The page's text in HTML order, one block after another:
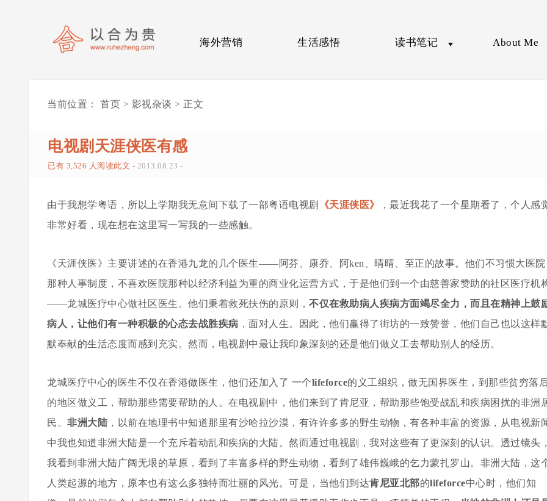
海外营销 生活感悟 读书笔记 About Me
当前位置： 首页 > 影视杂谈 > 正文
电视剧天涯侠医有感
已有 3,526 人阅读此文 - 2013.08.23 -
由于我想学粤语，所以上学期我无意间下载了一部粤语电视剧 《天涯侠医》
，最近我花了一个星期看了，个人感
非常好看，现在想在这里写一写我的一些感触。
《天涯侠医》主要讲述的在香港九龙的几个医生——阿芬、康乔、阿ken、晴晴、至正的故事。他们不习惯大医院
那种人事制度，不喜欢医院那种以经济利益为重的商业化运营方式，于是他们到一个由慈善家赞助的社区医疗机
——龙城医疗中心做社区医生。他们秉着救死扶伤的原则， 不仅在救助病人疾病方面竭尽全力，而且在精神上鼓
病人，让他们有一种积极的心态去战胜疾病 ，面对人生。因此，他们赢得了街坊的一致赞誉，他们自己也以这样
默奉献的生活态度而感到充实。然而，电视剧中最让我印象深刻的还是他们做义工去帮助别人的经历。
龙城医疗中心的医生不仅在香港做医生，他们还加入了 一个lifeforce的义工组织，做无国界医生，到那些贫穷落
的地区做义工，帮助那些需要帮助的人。在电视剧中，他们来到了肯尼亚，帮助那些饱受战乱和疾病困扰的非洲
民。 非洲大陆，以前在地理书中知道那里有沙哈拉沙漠，有许许多多的野生动物，有各种丰富的资源，从电视新
中我也知道非洲大陆是一个充斥着动乱和疾病的大陆。然而通过电视剧，我对这些有了更深刻的认识。透过镜头
我看到非洲大陆广阔无垠的草原，看到了丰富多样的野生动物，看到了雄伟巍峨的乞力蒙扎罗山。非洲大陆，这
人类起源的地方，原本也有这么多独特而壮丽的风光。可是，当他们到达肯尼亚北部的lifeforce中心时，他们知